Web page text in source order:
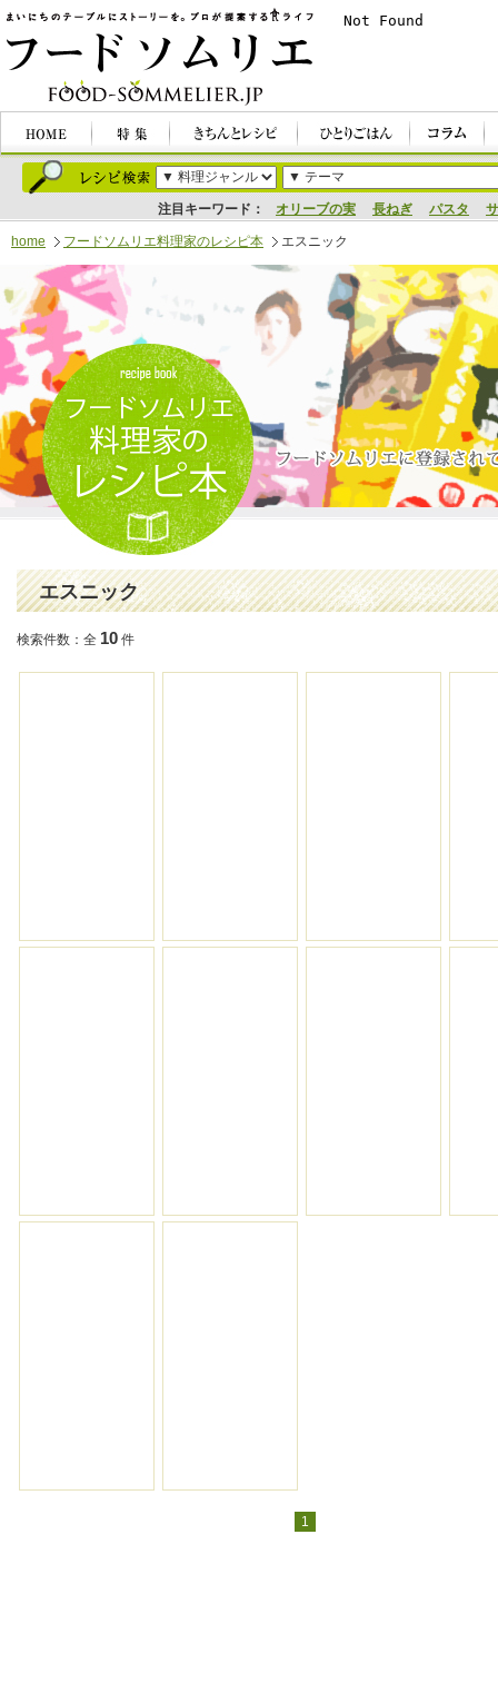
注目キーワード： オリーブの実 長ねぎ パスタ
home フードソムリエ料理家のレシピ本 エスニック
エスニック
検索件数：全 10 件
1